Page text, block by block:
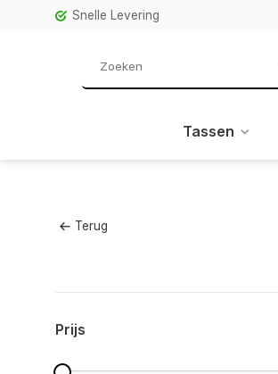
Snelle Levering
Tassen
Terug
Prijs